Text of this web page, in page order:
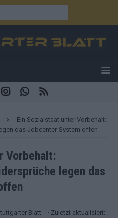
Ein Sozialstaat unter Vorbehalt:
das Jobcenter-System offen
Vorbehalt:
legen das
Blatt
· Zuletzt aktualisiert: